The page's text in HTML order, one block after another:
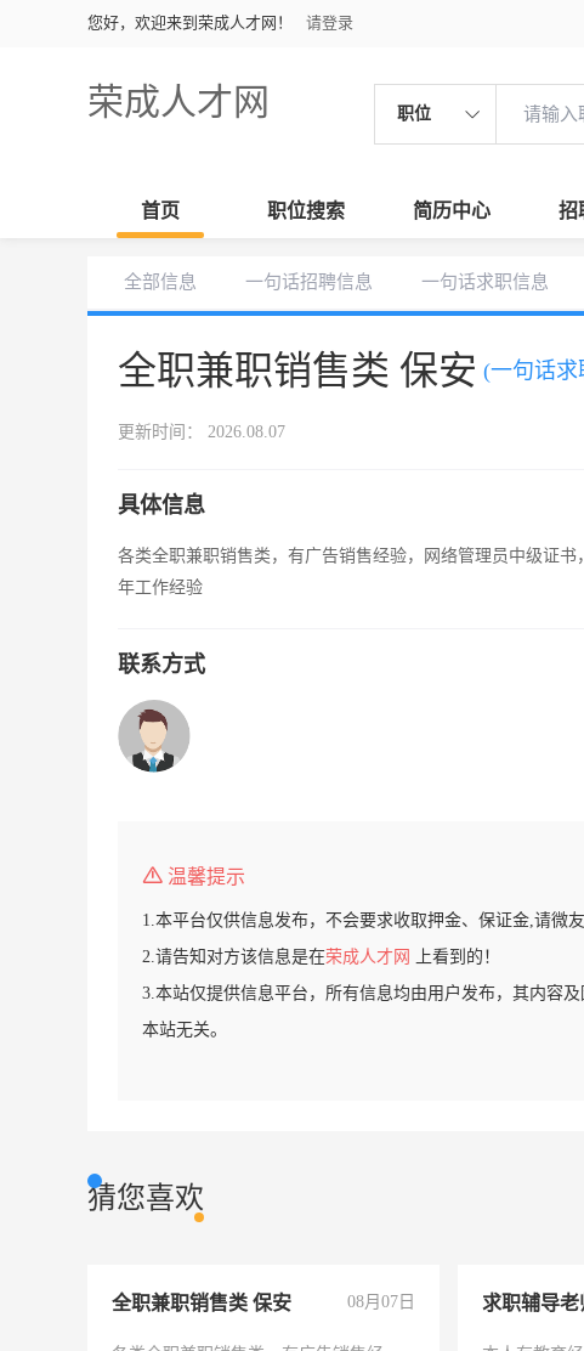
您好，欢迎来到荣成人才网！ 请登录
荣成人才网 职位
首页 职位搜索 简历中心 招
全部信息 一句话招聘信息 一句话求职信息
全职兼职销售类 保安 (一句话求
更新时间： 2026.08.07
具体信息
各类全职兼职销售类，有广告销售经验，网络管理员中级证
年工作经验
联系方式
温馨提示
1.本平台仅供信息发布，不会要求收取押金、保证金,请微友
2.请告知对方该信息是在荣成人才网
上看到的！
3.本站仅提供信息平台，所有信息均由用户发布，其内容
本站无关。
猜您喜欢
全职兼职销售类 保安 08月07日 求职辅导老